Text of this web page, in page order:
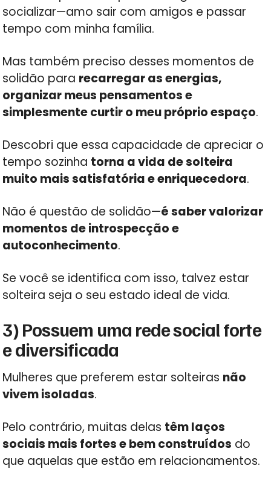
socializar—amo sair com amigos e passar
tempo com minha família.
Mas também preciso desses momentos de
solidão para recarregar as energias,
organizar meus pensamentos e
simplesmente curtir o meu próprio espaço.
Descobri que essa capacidade de apreciar o
tempo sozinha torna a vida de solteira
muito mais satisfatória e enriquecedora.
Não é questão de solidão—é saber valorizar
momentos de introspecção e
autoconhecimento.
Se você se identifica com isso, talvez estar
solteira seja o seu estado ideal de vida.
3) Possuem uma rede social forte
e diversificada
Mulheres que preferem estar solteiras não
vivem isoladas.
Pelo contrário, muitas delas têm laços
sociais mais fortes e bem construídos do
que aquelas que estão em relacionamentos.